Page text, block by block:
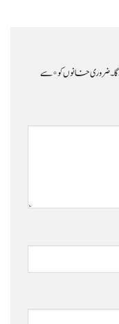
ضروری خانوں کو*سے